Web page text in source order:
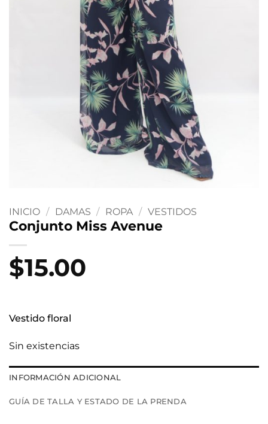
INICIO / DAMAS / ROPA / VESTIDOS
Conjunto Miss Avenue
$15.00
Vestido floral
Sin existencias
INFORMACIÓN ADICIONAL
GUÍA DE TALLA Y ESTADO DE LA PRENDA